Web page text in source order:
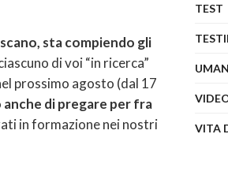
sta compiendo gli
di voi “in ricerca”
prossimo agosto (dal 17
anche di pregare per fra
in formazione nei nostri
TEST
VITA